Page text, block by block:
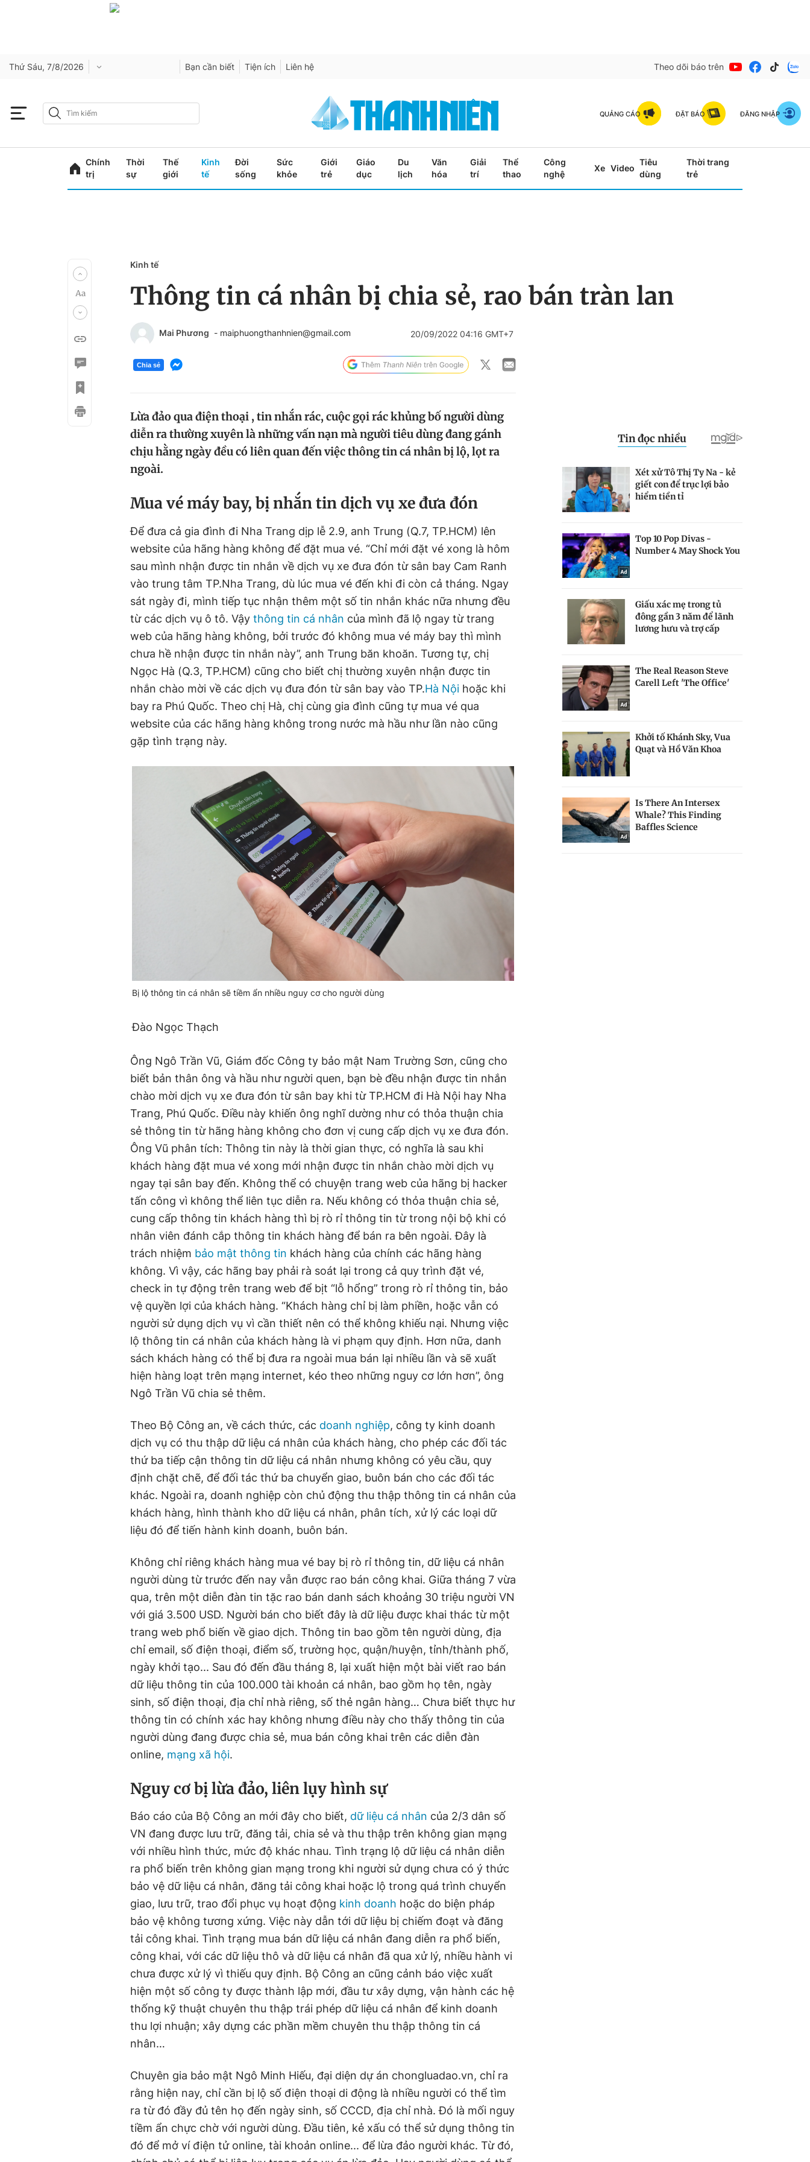
Thứ Sáu, 7/8/2026 Bạn cần biết Tiện ích Liên hệ Theo dõi báo trên
QUẢNG CÁO ĐẶT BÁO ĐĂNG NHẬP
Chính
trị
Thời
sự
Thế
giới
Kinh
tế
Đời
sống
Sức
khỏe
Giới
trẻ
Giáo
dục
Du
lịch
Văn
hóa
Giải
trí
Thể
thao
Công
nghệ
Xe Video
Tiêu
dùng
Thời trang
trẻ
Kinh tế
Thông tin cá nhân bị chia sẻ, rao bán tràn lan
Mai Phương - maiphuongthanhnien@gmail.com 20/09/2022 04:16 GMT+7
Chia sẻ
Lừa đảo qua điện thoại , tin nhắn rác, cuộc gọi rác khủng bố người dùng
diễn ra thường xuyên là những vấn nạn mà người tiêu dùng đang gánh
chịu hằng ngày đều có liên quan đến việc thông tin cá nhân bị lộ, lọt ra
ngoài.
Mua vé máy bay, bị nhắn tin dịch vụ xe đưa đón
Để đưa cả gia đình đi Nha Trang dịp lễ 2.9, anh Trung (Q.7, TP.HCM) lên
website của hãng hàng không để đặt mua vé. “Chỉ mới đặt vé xong là hôm
sau mình nhận được tin nhắn về dịch vụ xe đưa đón từ sân bay Cam Ranh
vào trung tâm TP.Nha Trang, dù lúc mua vé đến khi đi còn cả tháng. Ngay
sát ngày đi, mình tiếp tục nhận thêm một số tin nhắn khác nữa nhưng đều
từ các dịch vụ ô tô. Vậy thông tin cá nhân của mình đã lộ ngay từ trang
web của hãng hàng không, bởi trước đó không mua vé máy bay thì mình
chưa hề nhận được tin nhắn này”, anh Trung băn khoăn. Tương tự, chị
Ngọc Hà (Q.3, TP.HCM) cũng cho biết chị thường xuyên nhận được tin
nhắn chào mời về các dịch vụ đưa đón từ sân bay vào TP.Hà Nội hoặc khi
bay ra Phú Quốc. Theo chị Hà, chị cùng gia đình cũng tự mua vé qua
website của các hãng hàng không trong nước mà hầu như lần nào cũng
gặp tình trạng này.
Bị lộ thông tin cá nhân sẽ tiềm ẩn nhiều nguy cơ cho người dùng
Đào Ngọc Thạch
Ông Ngô Trần Vũ, Giám đốc Công ty bảo mật Nam Trường Sơn, cũng cho
biết bản thân ông và hầu như người quen, bạn bè đều nhận được tin nhắn
chào mời dịch vụ xe đưa đón từ sân bay khi từ TP.HCM đi Hà Nội hay Nha
Trang, Phú Quốc. Điều này khiến ông nghĩ dường như có thỏa thuận chia
sẻ thông tin từ hãng hàng không cho đơn vị cung cấp dịch vụ xe đưa đón.
Ông Vũ phân tích: Thông tin này là thời gian thực, có nghĩa là sau khi
khách hàng đặt mua vé xong mới nhận được tin nhắn chào mời dịch vụ
ngay tại sân bay đến. Không thể có chuyện trang web của hãng bị hacker
tấn công vì không thể liên tục diễn ra. Nếu không có thỏa thuận chia sẻ,
cung cấp thông tin khách hàng thì bị rò rỉ thông tin từ trong nội bộ khi có
nhân viên đánh cắp thông tin khách hàng để bán ra bên ngoài. Đây là
trách nhiệm bảo mật thông tin khách hàng của chính các hãng hàng
không. Vì vậy, các hãng bay phải rà soát lại trong cả quy trình đặt vé,
check in tự động trên trang web để bịt “lỗ hổng” trong rò rỉ thông tin, bảo
vệ quyền lợi của khách hàng. “Khách hàng chỉ bị làm phiền, hoặc vẫn có
người sử dụng dịch vụ vì cần thiết nên có thể không khiếu nại. Nhưng việc
lộ thông tin cá nhân của khách hàng là vi phạm quy định. Hơn nữa, danh
sách khách hàng có thể bị đưa ra ngoài mua bán lại nhiều lần và sẽ xuất
hiện hàng loạt trên mạng internet, kéo theo những nguy cơ lớn hơn”, ông
Ngô Trần Vũ chia sẻ thêm.
Theo Bộ Công an, về cách thức, các doanh nghiệp, công ty kinh doanh
dịch vụ có thu thập dữ liệu cá nhân của khách hàng, cho phép các đối tác
thứ ba tiếp cận thông tin dữ liệu cá nhân nhưng không có yêu cầu, quy
định chặt chẽ, để đối tác thứ ba chuyển giao, buôn bán cho các đối tác
khác. Ngoài ra, doanh nghiệp còn chủ động thu thập thông tin cá nhân của
khách hàng, hình thành kho dữ liệu cá nhân, phân tích, xử lý các loại dữ
liệu đó để tiến hành kinh doanh, buôn bán.
Không chỉ riêng khách hàng mua vé bay bị rò rỉ thông tin, dữ liệu cá nhân
người dùng từ trước đến nay vẫn được rao bán công khai. Giữa tháng 7 vừa
qua, trên một diễn đàn tin tặc rao bán danh sách khoảng 30 triệu người VN
với giá 3.500 USD. Người bán cho biết đây là dữ liệu được khai thác từ một
trang web phổ biến về giao dịch. Thông tin bao gồm tên người dùng, địa
chỉ email, số điện thoại, điểm số, trường học, quận/huyện, tỉnh/thành phố,
ngày khởi tạo... Sau đó đến đầu tháng 8, lại xuất hiện một bài viết rao bán
dữ liệu thông tin của 100.000 tài khoản cá nhân, bao gồm họ tên, ngày
sinh, số điện thoại, địa chỉ nhà riêng, số thẻ ngân hàng… Chưa biết thực hư
thông tin có chính xác hay không nhưng điều này cho thấy thông tin của
người dùng đang được chia sẻ, mua bán công khai trên các diễn đàn
online, mạng xã hội.
Nguy cơ bị lừa đảo, liên lụy hình sự
Báo cáo của Bộ Công an mới đây cho biết, dữ liệu cá nhân của 2/3 dân số
VN đang được lưu trữ, đăng tải, chia sẻ và thu thập trên không gian mạng
với nhiều hình thức, mức độ khác nhau. Tình trạng lộ dữ liệu cá nhân diễn
ra phổ biến trên không gian mạng trong khi người sử dụng chưa có ý thức
bảo vệ dữ liệu cá nhân, đăng tải công khai hoặc lộ trong quá trình chuyển
giao, lưu trữ, trao đổi phục vụ hoạt động kinh doanh hoặc do biện pháp
bảo vệ không tương xứng. Việc này dẫn tới dữ liệu bị chiếm đoạt và đăng
tải công khai. Tình trạng mua bán dữ liệu cá nhân đang diễn ra phổ biến,
công khai, với các dữ liệu thô và dữ liệu cá nhân đã qua xử lý, nhiều hành vi
chưa được xử lý vì thiếu quy định. Bộ Công an cũng cảnh báo việc xuất
hiện một số công ty được thành lập mới, đầu tư xây dựng, vận hành các hệ
thống kỹ thuật chuyên thu thập trái phép dữ liệu cá nhân để kinh doanh
thu lợi nhuận; xây dựng các phần mềm chuyên thu thập thông tin cá
nhân…
Chuyên gia bảo mật Ngô Minh Hiếu, đại diện dự án chongluadao.vn, chỉ ra
rằng hiện nay, chỉ cần bị lộ số điện thoại di động là nhiều người có thể tìm
ra từ đó đầy đủ tên họ đến ngày sinh, số CCCD, địa chỉ nhà. Đó là mối nguy
tiềm ẩn chực chờ với người dùng. Đầu tiên, kẻ xấu có thể sử dụng thông tin
đó để mở ví điện tử online, tài khoản online... để lừa đảo người khác. Từ đó,